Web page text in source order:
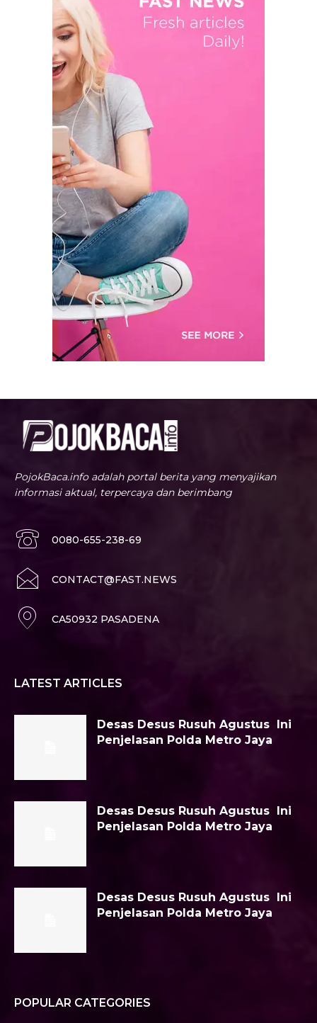
PojokBaca.info adalah portal berita yang menyajikan
informasi aktual, terpercaya dan berimbang
0080-655-238-69
CONTACT@FAST.NEWS
CA50932 PASADENA
LATEST ARTICLES
Desas Desus Rusuh Agustus Ini
Penjelasan Polda Metro Jaya
Desas Desus Rusuh Agustus Ini
Penjelasan Polda Metro Jaya
Desas Desus Rusuh Agustus Ini
Penjelasan Polda Metro Jaya
POPULAR CATEGORIES